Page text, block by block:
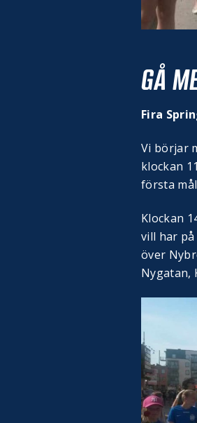
GÅ
Fira
Vi börjar
klockan
första
Klockan
vill har
över
Nygatan,